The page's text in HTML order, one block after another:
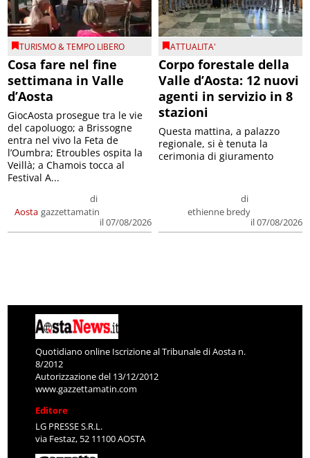
TURISMO & TEMPO LIBERO
Cosa fare nel fine
settimana in Valle
d’Aosta
Aosta
di
gazzettamatin
il 07/08/2026
GiocAosta prosegue tra le vie
del capoluogo; a Brissogne
entra nel vivo la Feta de
l’Oumbra; Etroubles ospita la
Veillà; a Chamois tocca al
Festival A...
ATTUALITA'
Corpo forestale della
Valle d’Aosta: 12 nuovi
agenti in servizio in 8
stazioni
di
ethienne bredy
il 07/08/2026
Questa mattina, a palazzo
regionale, si è tenuta la
cerimonia di giuramento
Quotidiano online Iscrizione al Tribunale di Aosta n.
8/2012
Autorizzazione del 13/12/2012
www.gazzettamatin.com
Editore
LG PRESSE S.R.L.
via Festaz, 52 11100 AOSTA